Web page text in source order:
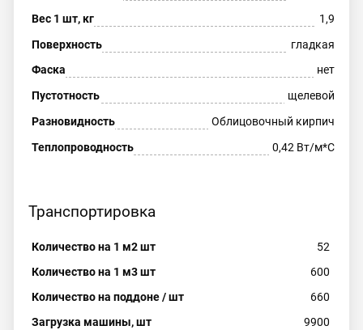
Вес 1 шт, кг
1,9
Поверхность
гладкая
Фаска
нет
Пустотность
щелевой
Разновидность
Облицовочный кирпич
Теплопроводность
0,42 Вт/м*С
Транспортировка
Количество на 1 м2 шт
52
Количество на 1 м3 шт
600
Количество на поддоне / шт
660
Загрузка машины, шт
9900